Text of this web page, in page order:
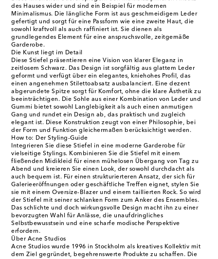
des Hauses wider und sind ein Beispiel für modernen
Minimalismus. Die längliche Form ist aus geschmeidigem Leder
gefertigt und sorgt für eine Passform wie eine zweite Haut, die
sowohl kraftvoll als auch raffiniert ist. Sie dienen als
grundlegendes Element für eine anspruchsvolle, zeitgemäße
Garderobe.
Die Kunst liegt im Detail
Diese Stiefel präsentieren eine Vision von klarer Eleganz in
zeitlosem Schwarz. Das Design ist sorgfältig aus glattem Leder
geformt und verfügt über ein elegantes, kniehohes Profil, das
einen angenehmen Stilettoabsatz ausbalanciert. Eine dezent
abgerundete Spitze sorgt für Komfort, ohne die klare Ästhetik zu
beeinträchtigen. Die Sohle aus einer Kombination von Leder und
Gummi bietet sowohl Langlebigkeit als auch einen anmutigen
Gang und rundet ein Design ab, das praktisch und zugleich
elegant ist. Diese Konstruktion zeugt von einer Philosophie, bei
der Form und Funktion gleichermaßen berücksichtigt werden.
How to: Der Styling-Guide
Integrieren Sie diese Stiefel in eine moderne Garderobe für
vielseitige Stylings. Kombinieren Sie die Stiefel mit einem
fließenden Midikleid für einen mühelosen Übergang von Tag zu
Abend und kreieren Sie einen Look, der sowohl durchdacht als
auch bequem ist. Für einen strukturierteren Ansatz, der sich für
Galerieeröffnungen oder geschäftliche Treffen eignet, stylen Sie
sie mit einem Oversize-Blazer und einem taillierten Rock. So wird
der Stiefel mit seiner schlanken Form zum Anker des Ensembles.
Das schlichte und doch wirkungsvolle Design macht ihn zu einer
bevorzugten Wahl für Anlässe, die unaufdringliches
Selbstbewusstsein und eine scharfe modische Perspektive
erfordern.
Über Acne Studios
Acne Studios wurde 1996 in Stockholm als kreatives Kollektiv mit
dem Ziel gegründet, begehrenswerte Produkte zu schaffen. Die